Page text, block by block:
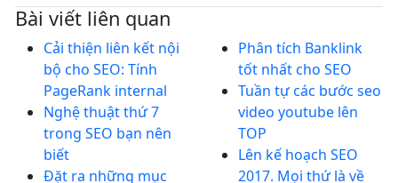
Bài viết liên quan
Cải thiện liên kết nội
bộ cho SEO: Tính
PageRank internal
Nghệ thuật thứ 7
trong SEO bạn nên
biết
Đặt ra những mục
Phân tích Banklink
tốt nhất cho SEO
Tuần tự các bước seo
video youtube lên
TOP
Lên kế hoạch SEO
2017. Mọi thứ là về